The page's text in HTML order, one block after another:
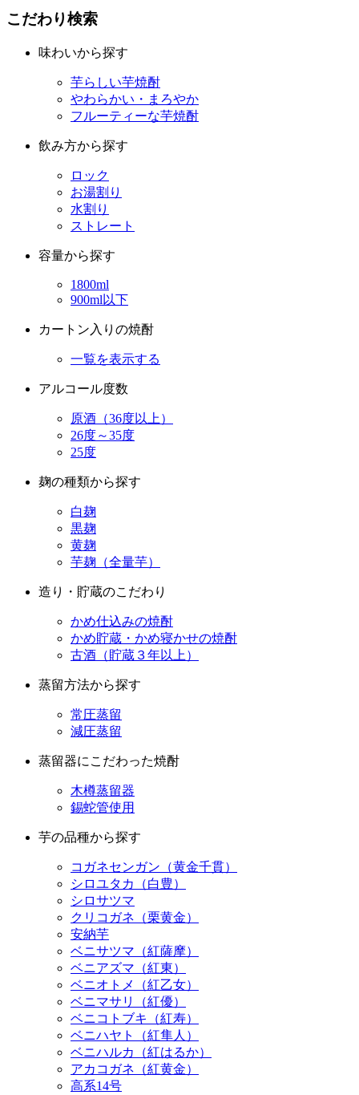
こだわり検索
味わいから探す
芋らしい芋焼酎
やわらかい・まろやか
フルーティーな芋焼酎
飲み方から探す
ロック
お湯割り
水割り
ストレート
容量から探す
1800ml
900ml以下
カートン入りの焼酎
一覧を表示する
アルコール度数
原酒（36度以上）
26度～35度
25度
麹の種類から探す
白麹
黒麹
黄麹
芋麹（全量芋）
造り・貯蔵のこだわり
かめ仕込みの焼酎
かめ貯蔵・かめ寝かせの焼酎
古酒（貯蔵３年以上）
蒸留方法から探す
常圧蒸留
減圧蒸留
蒸留器にこだわった焼酎
木樽蒸留器
錫蛇管使用
芋の品種から探す
コガネセンガン（黄金千貫）
シロユタカ（白豊）
シロサツマ
クリコガネ（栗黄金）
安納芋
ベニサツマ（紅薩摩）
ベニアズマ（紅東）
ベニオトメ（紅乙女）
ベニマサリ（紅優）
ベニコトブキ（紅寿）
ベニハヤト（紅隼人）
ベニハルカ（紅はるか）
アカコガネ（紅黄金）
高系14号